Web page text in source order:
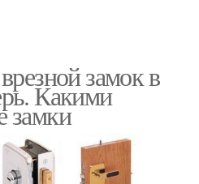
замок в
Какими
замки